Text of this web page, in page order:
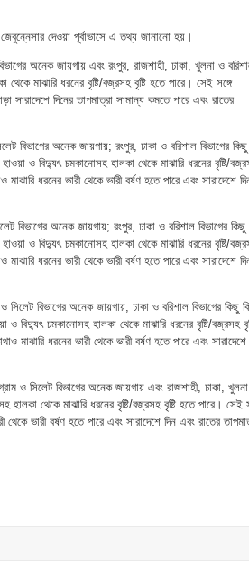
দেওয়া পূর্বাভাসে এ তথ্য জানানো হয়।
অনেক জায়গায় এবং রংপুর, রাজশাহী, ঢাকা, খুলনা ও
মাঝারি ধরনের বৃষ্টি/বজ্রসহ বৃষ্টি হতে পারে। সেই সঙ্গে
সারাদেশে দিনের তাপমাত্রা সামান্য কমতে পারে এবং রাতের
বিভাগের অনেক জায়গায়; রংপুর, ঢাকা ও বরিশাল বিভাগের কিছু
ও বিদ্যুৎ চমকানোসহ হালকা থেকে মাঝারি ধরনের বৃষ্টি/
ধরনের ভারী থেকে ভারী বর্ষণ হতে পারে এবং সারাদেশে
বিভাগের অনেক জায়গায়; রংপুর, ঢাকা ও বরিশাল বিভাগের কিছু
ও বিদ্যুৎ চমকানোসহ হালকা থেকে মাঝারি ধরনের বৃষ্টি/
ধরনের ভারী থেকে ভারী বর্ষণ হতে পারে এবং সারাদেশে
বিভাগের অনেক জায়গায়; ঢাকা ও বরিশাল বিভাগের কিছু
বিদ্যুৎ চমকানোসহ হালকা থেকে মাঝারি ধরনের বৃষ্টি/বজ্রসহ
মাঝারি ধরনের ভারী থেকে ভারী বর্ষণ হতে পারে এবং সারাদেশে
ও সিলেট বিভাগের অনেক জায়গায় এবং রাজশাহী, ঢাকা,
থেকে মাঝারি ধরনের বৃষ্টি/বজ্রসহ বৃষ্টি হতে পারে। সেই
ভারী বর্ষণ হতে পারে এবং সারাদেশে দিন এবং রাতের